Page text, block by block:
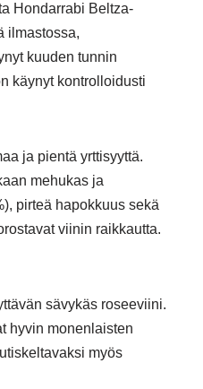
Hondarrabi Beltza-
ilmastossa,
kuuden tunnin
käynyt kontrolloidusti
ja pientä yrttisyyttä.
mehukas ja
pirteä hapokkuus sekä
viinin raikkautta.
sävykäs roseeviini.
hyvin monenlaisten
myös